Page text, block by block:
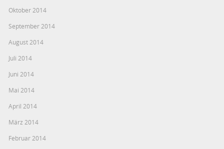
Oktober 2014
September 2014
August 2014
Juli 2014
Juni 2014
Mai 2014
April 2014
März 2014
Februar 2014